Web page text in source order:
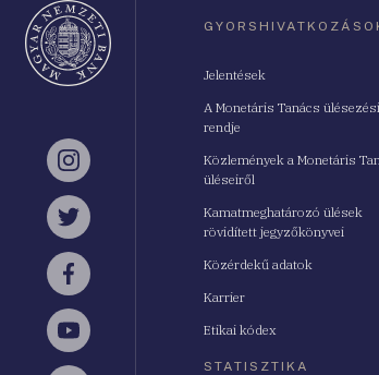
Instagram
Twitter
Facebook
YouTube
Jelentések
A Monetáris Tanács ülésezési
rendje
Közlemények a Monetáris
üléseiről
Kamatmeghatározó ülések
rövidített jegyzőkönyvei
Közérdekű adatok
Karrier
Etikai kódex
STATISZTIKA